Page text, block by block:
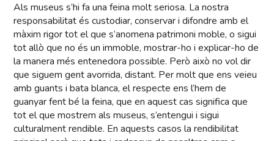
Als museus s’hi fa una feina molt seriosa. La nostra
responsabilitat és custodiar, conservar i difondre amb el
màxim rigor tot el que s’anomena patrimoni moble, o sigui
tot allò que no és un immoble, mostrar-ho i explicar-ho de
la manera més entenedora possible. Però això no vol dir
que siguem gent avorrida, distant. Per molt que ens veieu
amb guants i bata blanca, el respecte ens l’hem de
guanyar fent bé la feina, que en aquest cas significa que
tot el que mostrem als museus, s’entengui i sigui
culturalment rendible. En aquests casos la rendibilitat